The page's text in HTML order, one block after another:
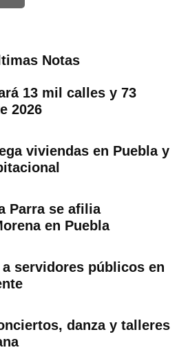
Notas
13 mil calles y 73
2026
viviendas en Puebla y
Parra se afilia
en Puebla
servidores públicos en
danza y talleres